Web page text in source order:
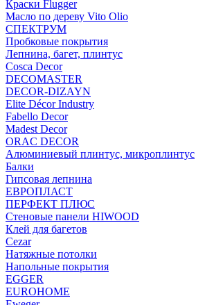
Краски Flugger
Масло по дереву Vito Olio
СПЕКТРУМ
Пробковые покрытия
Лепнина, багет, плинтус
Cosca Decor
DECOMASTER
DECOR-DIZAYN
Elite Décor Industry
Fabello Decor
Madest Decor
ORAC DECOR
Алюминиевый плинтус, микроплинтус
Балки
Гипсовая лепнина
ЕВРОПЛАСТ
ПЕРФЕКТ ПЛЮС
Стеновые панели HIWOOD
Клей для багетов
Cezar
Натяжные потолки
Напольные покрытия
EGGER
EUROHOME